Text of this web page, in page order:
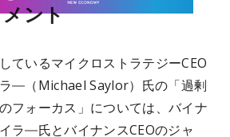
ント
ているマイクロストラテジーCEO
―（Michael Saylor）氏の「過剰
フォーカス」については、バイナ
ラ―氏とバイナンスCEOのジャ